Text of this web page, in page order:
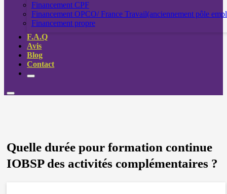
Financement CPF
Financement OPCO/ France Travail(anciennement pôle
Financement propre
F.A.Q
Avis
Blog
Contact
Quelle durée pour formation continue
IOBSP des activités complémentaires ?